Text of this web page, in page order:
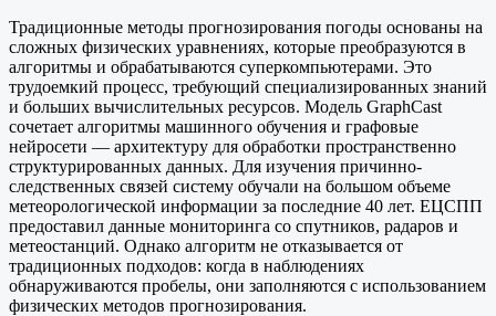
Традиционные методы прогнозирования погоды основаны на
сложных физических уравнениях, которые преобразуются в
алгоритмы и обрабатываются суперкомпьютерами. Это
трудоемкий процесс, требующий специализированных знаний
и больших вычислительных ресурсов. Модель GraphCast
сочетает алгоритмы машинного обучения и графовые
нейросети — архитектуру для обработки пространственно
структурированных данных. Для изучения причинно-
следственных связей систему обучали на большом объеме
метеорологической информации за последние 40 лет. ЕЦСПП
предоставил данные мониторинга со спутников, радаров и
метеостанций. Однако алгоритм не отказывается от
традиционных подходов: когда в наблюдениях
обнаруживаются пробелы, они заполняются с использованием
физических методов прогнозирования.